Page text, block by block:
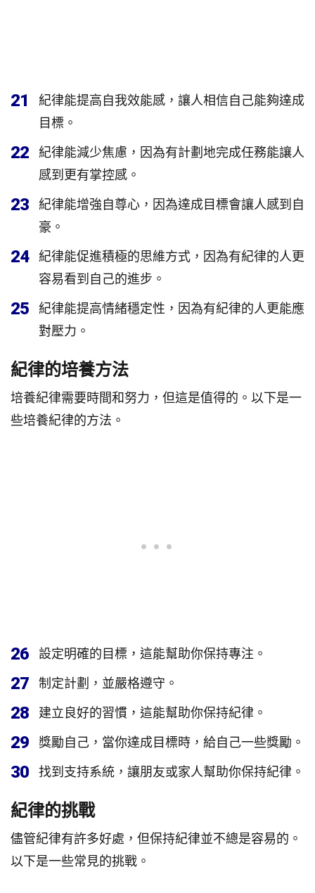
21
紀律能提高自我效能感，讓人相信自己能夠達成
目標。
22
紀律能減少焦慮，因為有計劃地完成任務能讓人
感到更有掌控感。
23
紀律能增強自尊心，因為達成目標會讓人感到自
豪。
24
紀律能促進積極的思維方式，因為有紀律的人更
容易看到自己的進步。
25
紀律能提高情緒穩定性，因為有紀律的人更能應
對壓力。
紀律的培養方法
培養紀律需要時間和努力，但這是值得的。以下是一
些培養紀律的方法。
26 設定明確的目標，這能幫助你保持專注。
27 制定計劃，並嚴格遵守。
28 建立良好的習慣，這能幫助你保持紀律。
29 獎勵自己，當你達成目標時，給自己一些獎勵。
30 找到支持系統，讓朋友或家人幫助你保持紀律。
紀律的挑戰
儘管紀律有許多好處，但保持紀律並不總是容易的。
以下是一些常見的挑戰。